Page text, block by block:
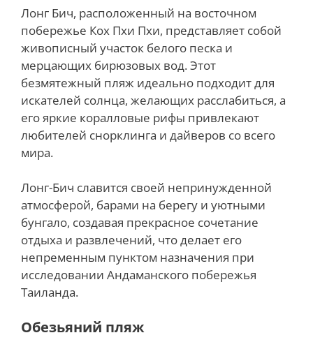
Лонг Бич, расположенный на восточном
побережье Кох Пхи Пхи, представляет собой
живописный участок белого песка и
мерцающих бирюзовых вод. Этот
безмятежный пляж идеально подходит для
искателей солнца, желающих расслабиться, а
его яркие коралловые рифы привлекают
любителей снорклинга и дайверов со всего
мира.
Лонг-Бич славится своей непринужденной
атмосферой, барами на берегу и уютными
бунгало, создавая прекрасное сочетание
отдыха и развлечений, что делает его
непременным пунктом назначения при
исследовании Андаманского побережья
Таиланда.
Обезьяний пляж